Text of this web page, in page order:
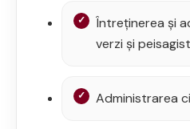
Întreținerea și
verzi și
Administrarea